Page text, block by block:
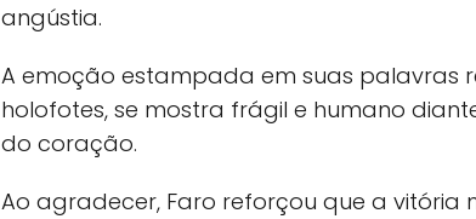
angústia.
A emoção estampada em suas palavras
holofotes, se mostra frágil e humano
do coração.
Ao agradecer, Faro reforçou que a vitória